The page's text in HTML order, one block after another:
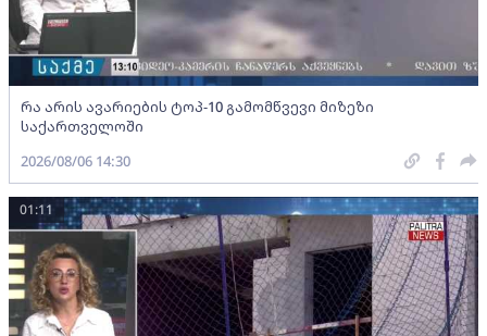
რა არის ავარიების ტოპ-10 გამომწვევი მიზეზი
საქართველოში
2026/08/06 14:30
01:11